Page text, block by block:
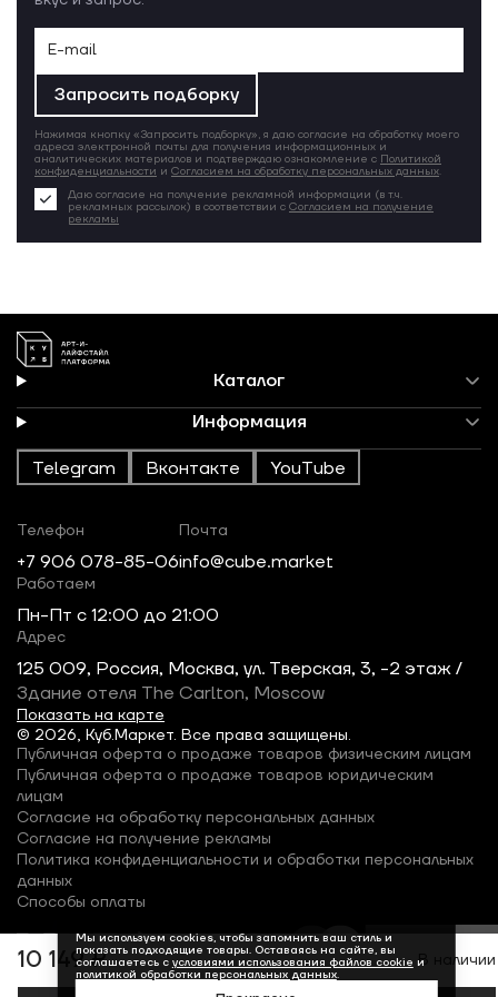
10 149 ₽ В наличии
Запросить подборку
Нажимая кнопку «Запросить подборку», я даю согласие на обработку моего
адреса электронной почты для получения информационных и
аналитических материалов и подтверждаю ознакомление с Политикой
конфиденциальности и Согласием на обработку персональных данных.
Даю согласие на получение рекламной информации (в т.ч.
рекламных рассылок) в соответствии с Согласием на получение
рекламы
Каталог
Информация
Telegram Вконтакте YouTube
© 2026, Куб.Маркет. Все права защищены.
Телефон
+7 906 078-85-06
Почта
info@cube.market
Работаем
Пн-Пт c 12:00 до 21:00
Адрес
125 009, Россия, Москва, ул. Тверская, 3, -2 этаж /
Здание отеля The Carlton, Moscow
Показать на карте
Публичная оферта о продаже товаров физическим лицам
Публичная оферта о продаже товаров юридическим
лицам
Согласие на обработку персональных данных
Согласие на получение рекламы
Политика конфиденциальности и обработки персональных
данных
Способы оплаты
Мы используем cookies, чтобы запомнить ваш стиль и
показать подходящие товары. Оставаясь на сайте, вы
соглашаетесь с условиями использования файлов cookie и
политикой обработки персональных данных.